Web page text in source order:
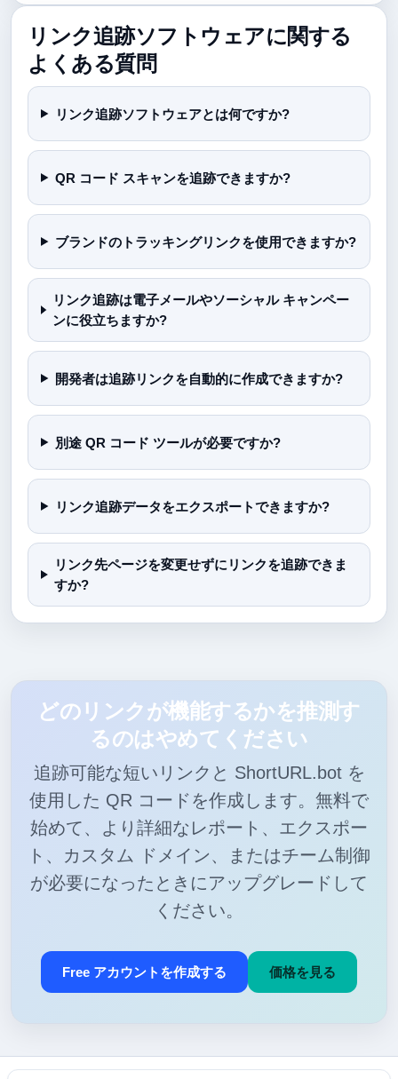
リンク追跡ソフトウェアに関する
よくある質問
リンク追跡ソフトウェアとは何ですか?
QR コード スキャンを追跡できますか?
ブランドのトラッキングリンクを使用できますか?
リンク追跡は電子メールやソーシャル キャンペー
ンに役立ちますか?
開発者は追跡リンクを自動的に作成できますか?
別途 QR コード ツールが必要ですか?
リンク追跡データをエクスポートできますか?
リンク先ページを変更せずにリンクを追跡できま
すか?
どのリンクが機能するかを推測す
るのはやめてください
追跡可能な短いリンクと ShortURL.bot を
使用した QR コードを作成します。無料で
始めて、より詳細なレポート、エクスポー
ト、カスタム ドメイン、またはチーム制御
が必要になったときにアップグレードして
ください。
Free アカウントを作成する 価格を見る